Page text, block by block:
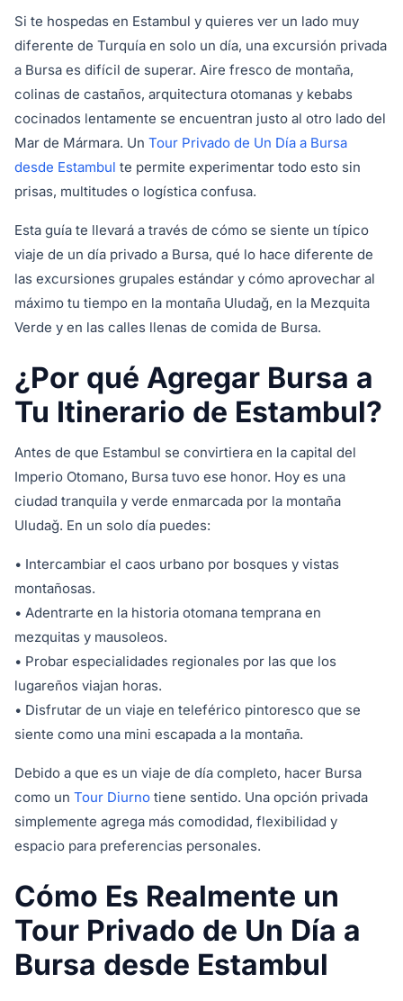
Si te hospedas en Estambul y quieres ver un lado muy
diferente de Turquía en solo un día, una excursión privada
a Bursa es difícil de superar. Aire fresco de montaña,
colinas de castaños, arquitectura otomanas y kebabs
cocinados lentamente se encuentran justo al otro lado del
Mar de Mármara. Un Tour Privado de Un Día a Bursa
desde Estambul te permite experimentar todo esto sin
prisas, multitudes o logística confusa.
Esta guía te llevará a través de cómo se siente un típico
viaje de un día privado a Bursa, qué lo hace diferente de
las excursiones grupales estándar y cómo aprovechar al
máximo tu tiempo en la montaña Uludağ, en la Mezquita
Verde y en las calles llenas de comida de Bursa.
¿Por qué Agregar Bursa a
Tu Itinerario de Estambul?
Antes de que Estambul se convirtiera en la capital del
Imperio Otomano, Bursa tuvo ese honor. Hoy es una
ciudad tranquila y verde enmarcada por la montaña
Uludağ. En un solo día puedes:
• Intercambiar el caos urbano por bosques y vistas
montañosas.
• Adentrarte en la historia otomana temprana en
mezquitas y mausoleos.
• Probar especialidades regionales por las que los
lugareños viajan horas.
• Disfrutar de un viaje en teleférico pintoresco que se
siente como una mini escapada a la montaña.
Debido a que es un viaje de día completo, hacer Bursa
como un Tour Diurno tiene sentido. Una opción privada
simplemente agrega más comodidad, flexibilidad y
espacio para preferencias personales.
Cómo Es Realmente un
Tour Privado de Un Día a
Bursa desde Estambul